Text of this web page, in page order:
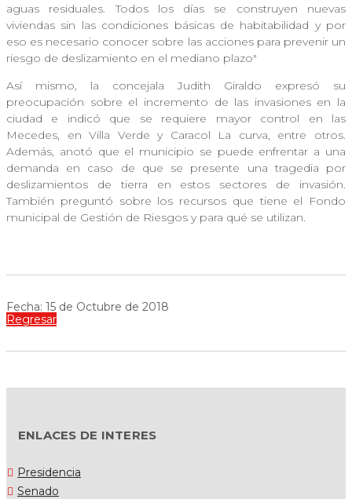
aguas residuales. Todos los días se construyen nuevas
viviendas sin las condiciones básicas de habitabilidad y por
eso es necesario conocer sobre las acciones para prevenir un
riesgo de deslizamiento en el mediano plazo"
Así mismo, la concejala Judith Giraldo expresó su
preocupación sobre el incremento de las invasiones en la
ciudad e indicó que se requiere mayor control en las
Mecedes, en Villa Verde y Caracol La curva, entre otros.
Además, anotó que el municipio se puede enfrentar a una
demanda en caso de que se presente una tragedia por
deslizamientos de tierra en estos sectores de invasión.
También preguntó sobre los recursos que tiene el Fondo
municipal de Gestión de Riesgos y para qué se utilizan.
Fecha: 15 de Octubre de 2018
Regresar
ENLACES DE INTERES
Presidencia
Senado